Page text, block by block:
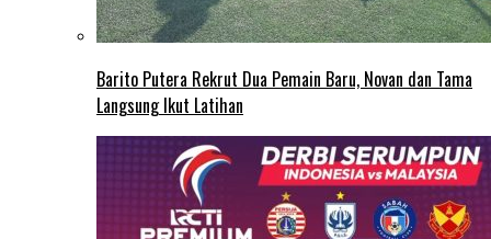
Barito Putera Rekrut Dua Pemain Baru, Novan dan Tama
Langsung Ikut Latihan